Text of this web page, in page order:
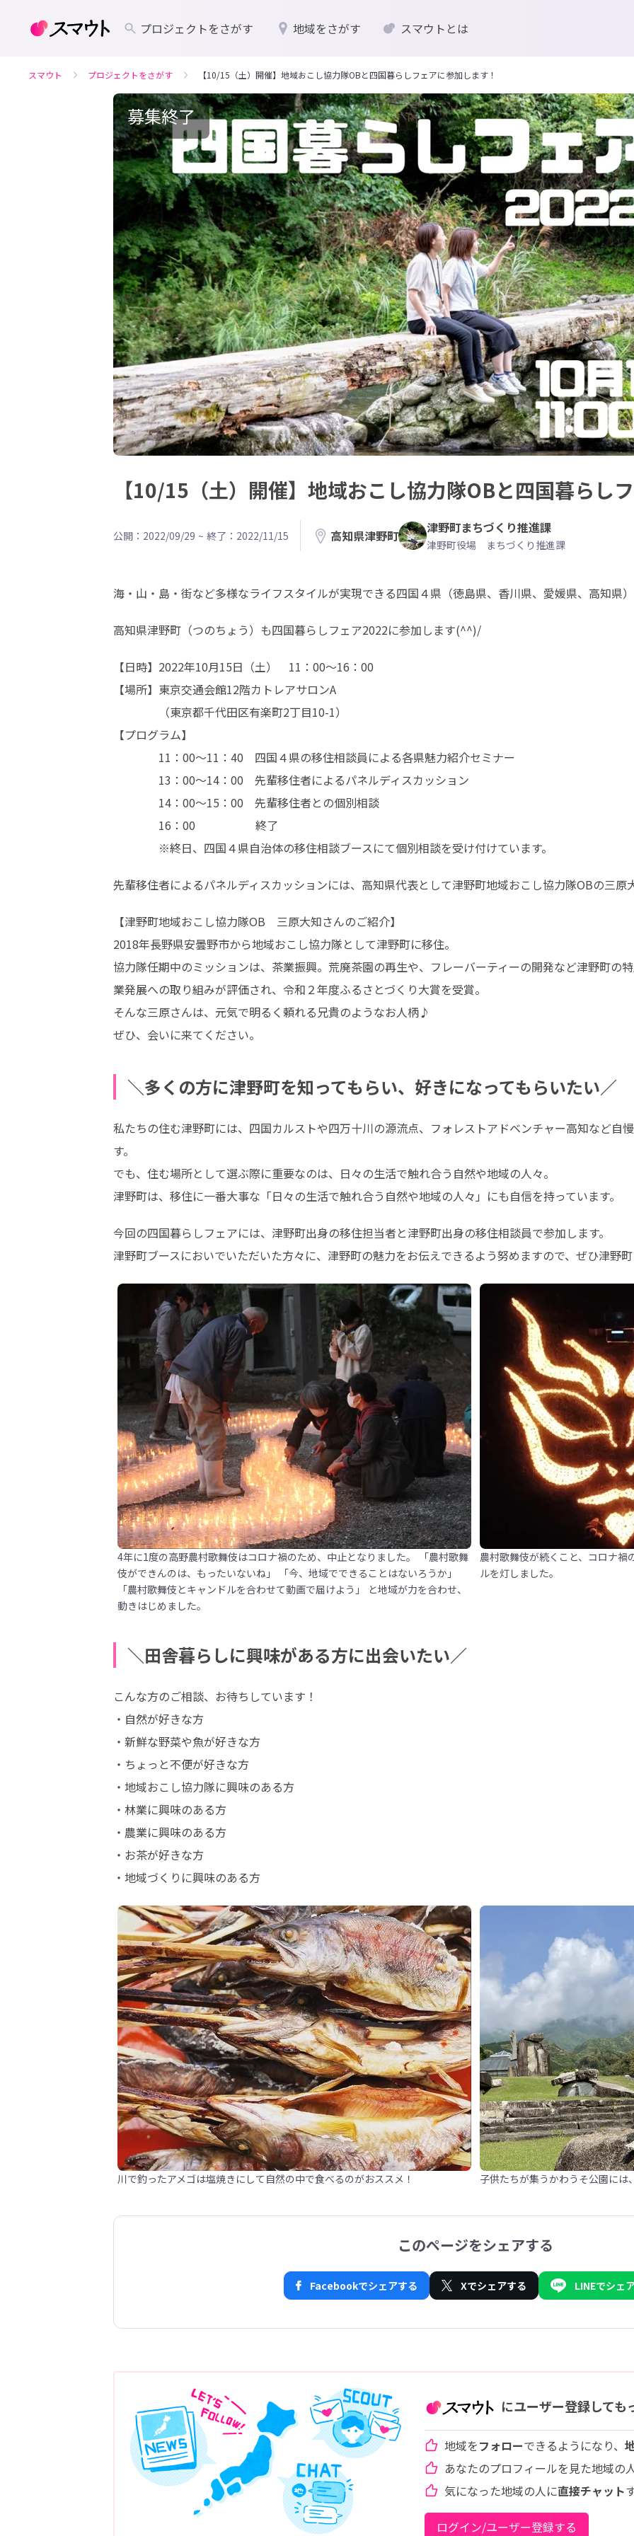
プロジェクトをさがす 地域をさがす スマウトとは
スマウト プロジェクトをさがす 【10/15（土）開催】地域おこし協力隊OBと四国暮らしフェアに参加します！
募集終了
【10/15（土）開催】地域おこし協力隊OBと四国暮らし
公開：2022/09/29 ~ 終了：2022/11/15 高知県津野町 津野町まちづくり推進課
津野町役場 まちづくり推進課
海・山・島・街など多様なライフスタイルが実現できる四国４県（徳島県、香川県、愛媛県、高知県
高知県津野町（つのちょう）も四国暮らしフェア2022に参加します(^^)/
【日時】2022年10月15日（土）　11：00～16：00
【場所】東京交通会館12階カトレアサロンA
（東京都千代田区有楽町2丁目10-1）
【プログラム】
11：00～11：40　四国４県の移住相談員による各県魅力紹介セミナー
13：00～14：00　先輩移住者によるパネルディスカッション
14：00～15：00　先輩移住者との個別相談
16：00　　　　　 終了
※終日、四国４県自治体の移住相談ブースにて個別相談を受け付けています。
先輩移住者によるパネルディスカッションには、高知県代表として津野町地域おこし協力隊OBの三
【津野町地域おこし協力隊OB　三原大知さんのご紹介】
2018年長野県安曇野市から地域おこし協力隊として津野町に移住。
協力隊任期中のミッションは、茶業振興。荒廃茶園の再生や、フレーバーティーの開発など津野町の
業発展への取り組みが評価され、令和２年度ふるさとづくり大賞を受賞。
そんな三原さんは、元気で明るく頼れる兄貴のようなお人柄♪
ぜひ、会いに来てください。
＼多くの方に津野町を知ってもらい、好きになってもらいたい／
私たちの住む津野町には、四国カルストや四万十川の源流点、フォレストアドベンチャー高知など自
す。
でも、住む場所として選ぶ際に重要なのは、日々の生活で触れ合う自然や地域の人々。
津野町は、移住に一番大事な「日々の生活で触れ合う自然や地域の人々」にも自信を持っています。
今回の四国暮らしフェアには、津野町出身の移住担当者と津野町出身の移住相談員で参加します。
津野町ブースにおいでいただいた方々に、津野町の魅力をお伝えできるよう努めますので、ぜひ津野
4年に1度の高野農村歌舞伎はコロナ禍のため、中止となりました。 「農村歌舞
伎ができんのは、もったいないね」 「今、地域でできることはないろうか」
「農村歌舞伎とキャンドルを合わせて動画で届けよう」 と地域が力を合わせ、
動きはじめました。
農村歌舞伎が続くこと、コロナ禍
ルを灯しました。
＼田舎暮らしに興味がある方に出会いたい／
こんな方のご相談、お待ちしています！
・自然が好きな方
・新鮮な野菜や魚が好きな方
・ちょっと不便が好きな方
・地域おこし協力隊に興味のある方
・林業に興味のある方
・農業に興味のある方
・お茶が好きな方
・地域づくりに興味のある方
川で釣ったアメゴは塩焼きにして自然の中で食べるのがおススメ！ 子供たちが集うかわうそ公園には
このページをシェアする
Facebookでシェアする Xでシェアする LINEでシェ
にユーザー登録しても
地域をフォローできるようになり、
あなたのプロフィールを見た地域の
気になった地域の人に直接チャット
ログイン/ユーザー登録する